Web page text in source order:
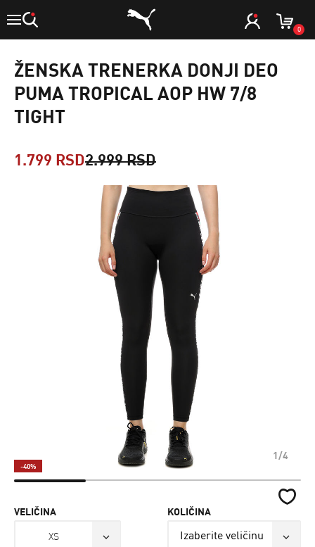
0
ŽENSKA TRENERKA DONJI DEO
PUMA TROPICAL AOP HW 7/8
TIGHT
1.799 RSD2.999 RSD
1/4
-40%
VELIČINA
XS
KOLIČINA